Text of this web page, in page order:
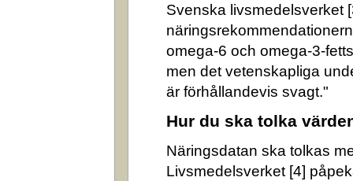
Svenska livsmedelsverket
omega-6 och omega-3-
men det vetenskapliga
är förhållandevis svagt."
Hur du ska tolka
Näringsdatan ska tolkas
Livsmedelsverket [4]